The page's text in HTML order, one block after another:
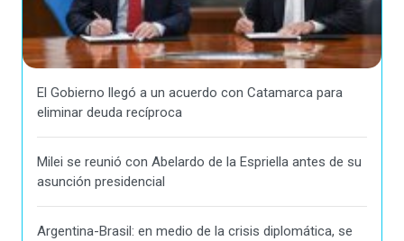
El Gobierno llegó a un acuerdo con Catamarca para
eliminar deuda recíproca
Milei se reunió con Abelardo de la Espriella antes de su
asunción presidencial
Argentina-Brasil: en medio de la crisis diplomática, se